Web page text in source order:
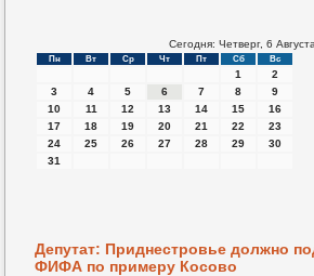
Сегодня: Четверг, 6 Августа
Пн Вт Ср Чт Пт Сб Вс
1
2
3
4 5 6 7 8
9
10
11 12 13 14 15
16
17
18 19 20 21 22
23
24
25 26 27 28 29
30
31
Депутат: Приднестровье должно
ФИФА по примеру Косово